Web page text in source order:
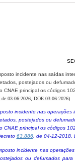
incidente nas saídas
postejados ou
CNAE principal os códigos
de 03-06-2026, DOE 03-06-2026​)
incidente nas
postejados ou
CNAE principal os códigos
63.886, de 04-12-2018,
incidente nas
ou defumados